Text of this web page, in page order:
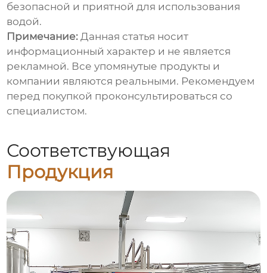
безопасной и приятной для использования
водой.
Примечание: Данная статья носит
информационный характер и не является
рекламной. Все упомянутые продукты и
компании являются реальными. Рекомендуем
перед покупкой проконсультироваться со
специалистом.
Соответствующая
Продукция